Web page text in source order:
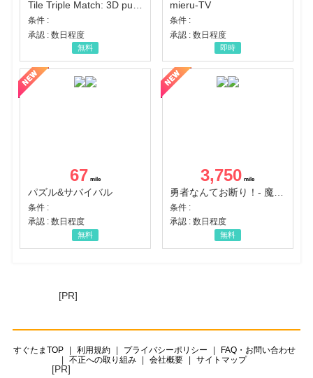
Tile Triple Match: 3D puzzle
条件 :
承認 : 数日程度
無料
mieru-TV
条件 :
承認 : 数日程度
即時
67
パズル&サバイバル
条件 :
承認 : 数日程度
無料
3,750
条件 :
承認 : 数日程度
無料
[PR]
すぐたまTOP 利用規約 プライバシーポリシー
FAQ・お問い合わせ
不正への取り組み
会社概要 サイトマップ
[PR]